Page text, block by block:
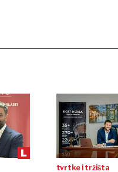
tvrtke i tržišta